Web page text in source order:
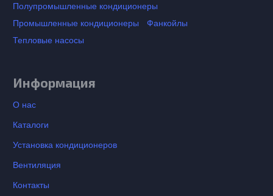
Полупромышленные кондиционеры
Промышленные кондиционеры
Фанкойлы
Тепловые насосы
Информация
О нас
Каталоги
Установка кондиционеров
Вентиляция
Контакты